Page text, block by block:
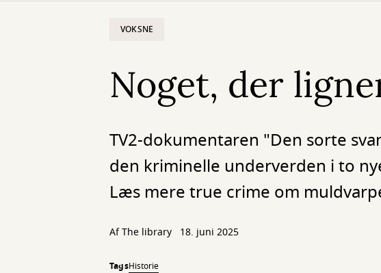
VOKSNE
Noget, der
TV2-dokumentaren "Den sorte
den kriminelle underverden i to
Læs mere true crime om
Af The library 18. juni 2025
TagsHistorie